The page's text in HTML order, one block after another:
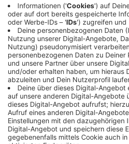
Hafeneinfahrt frei.
April
1. April:Übergabe des
Autographs im Rahmen
12. April:Das Oberkasseler
auf digitale Vermittlung um.
27. April – 10. Mai:Die
Messe für Drucktechnik,
Mai
1. Mai:Kirchliche Weihe der
orthodoxen Kirche in